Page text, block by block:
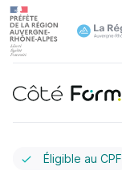
Éligible au CPF